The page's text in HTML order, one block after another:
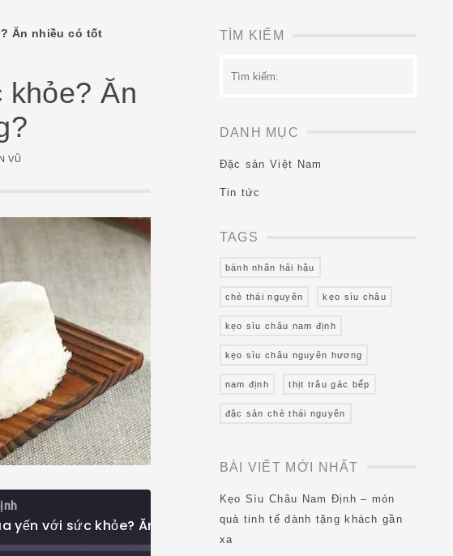
Ăn nhiều có tốt
Ăn
VŨ
TÌM KIẾM
kiếm:
DANH MỤC
Đặc sản Việt Nam
Tin tức
TAGS
bánh nhãn hải hậu
chè thái nguyên kẹo sìu châu
kẹo sìu châu nam định
kẹo sìu châu nguyên hương
nam định thịt trâu gác bếp
đặc sản chè thái nguyên
BÀI VIẾT MỚI NHẤT
Kẹo Sìu Châu Nam Định – món
quà tinh tế dành tặng khách gần
xa